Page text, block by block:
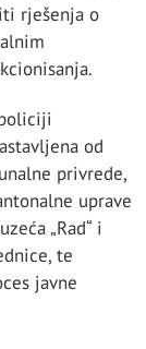
rješenja o
od
privrede,
uprave
„Rad“ i
te
javne